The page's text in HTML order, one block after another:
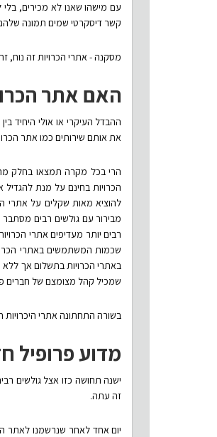
עם מישהו שאנו לא מכירים,
קשר דיסקרטי שמים תמונה שלהם
מסקנה - אתרי הכרויות זה נוח, זה
האם אתר
ההבדל העיקרי או אולי היחיד
את אותם שירותים כמו אתר
הרי בכל מקרה תמצאו בחלק
הכרויות בחינם על מנת
להוציא מאות שקלים על אתרי
מבירור עם גולשים רבים
רבים יותר מעדיפים אתרי
שכמות המשתמשים באתרי
באתרי הכרויות בתשלום אך ללא
שמכיל קהל מצומצם של חברים
בשורה התחתונה אתרי היכרויות
מדוע פרופיל
ישנה תחושה כזו אצל גולשים
זה עתה.
יום אחד לאחר שנרשמנו לאתר